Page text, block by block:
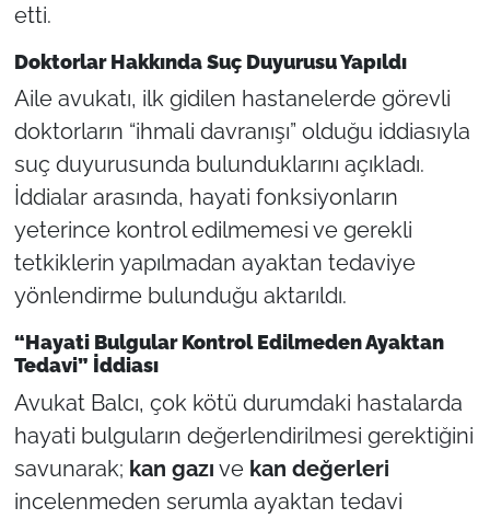
etti.
Doktorlar Hakkında Suç Duyurusu Yapıldı
Aile avukatı, ilk gidilen hastanelerde görevli
doktorların “ihmali davranışı” olduğu iddiasıyla
suç duyurusunda bulunduklarını açıkladı.
İddialar arasında, hayati fonksiyonların
yeterince kontrol edilmemesi ve gerekli
tetkiklerin yapılmadan ayaktan tedaviye
yönlendirme bulunduğu aktarıldı.
“Hayati Bulgular Kontrol Edilmeden Ayaktan
Tedavi” İddiası
Avukat Balcı, çok kötü durumdaki hastalarda
hayati bulguların değerlendirilmesi gerektiğini
savunarak; kan gazı ve kan değerleri
incelenmeden serumla ayaktan tedavi